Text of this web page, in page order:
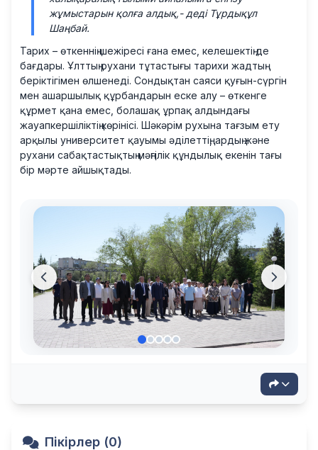
жұмыстарын қолға алдық,- деді Тұрдықұл
Шаңбай.
Тарих – өткеннің шежіресі ғана емес, келешектің де
бағдары. Ұлттың рухани тұтастығы тарихи жадтың
беріктігімен өлшенеді. Сондықтан саяси қуғын-сүргін
мен ашаршылық құрбандарын еске алу – өткенге
құрмет қана емес, болашақ ұрпақ алдындағы
жауапкершіліктің көрінісі. Шәкәрім рухына тағзым ету
арқылы университет қауымы әділеттің, ардың және
рухани сабақтастықтың мәңгілік құндылық екенін тағы
бір мәрте айшықтады.
Пікірлер (0)